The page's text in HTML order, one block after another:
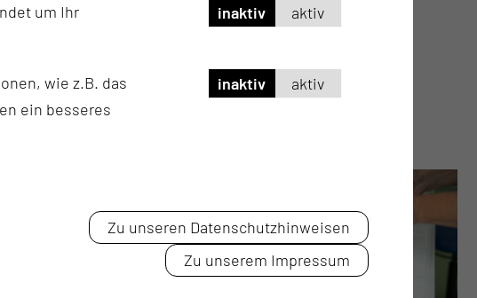
für
klinische Obduktionen werden im Jahr
um Ihr
inaktiv aktiv
wie z.B. das
ein besseres
inaktiv aktiv
Zu unseren Datenschutzhinweisen
Zu unserem Impressum